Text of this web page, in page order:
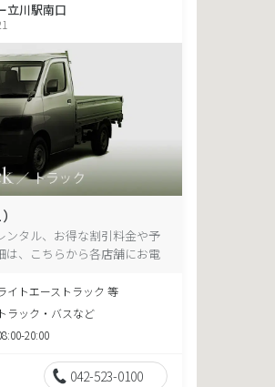
立川駅南口
ンタル、お得な割引料金や予
は、こちらから各店舗にお電
イトエーストラック 等
トラック・バスなど
20:00
042-523-0100